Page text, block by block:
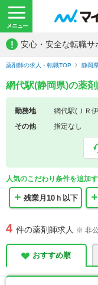
! 安心・安全な転職サ
薬剤師の求人・転職TOP 静岡
網代駅(静岡県)の薬
勤務地
網代駅(ＪＲ
その他
指定なし
人気のこだわり条件を追加
残業月10ｈ以下
4 件の薬剤師求人 ※ 非
おすすめ順